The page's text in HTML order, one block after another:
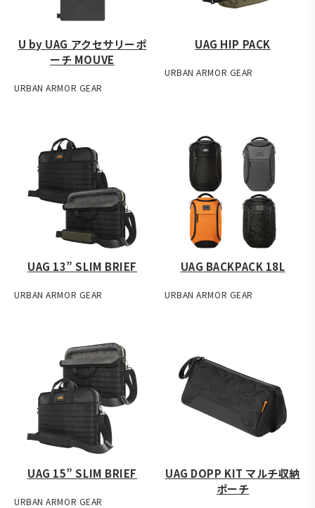
U by UAG アクセサリーポ
ーチ MOUVE
URBAN ARMOR GEAR
UAG HIP PACK
URBAN ARMOR GEAR
UAG 13” SLIM BRIEF
URBAN ARMOR GEAR
UAG BACKPACK 18L
URBAN ARMOR GEAR
UAG 15” SLIM BRIEF
URBAN ARMOR GEAR
UAG DOPP KIT マルチ収納
ポーチ